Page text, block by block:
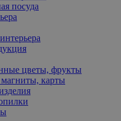
посуда
цветы, фрукты
карты